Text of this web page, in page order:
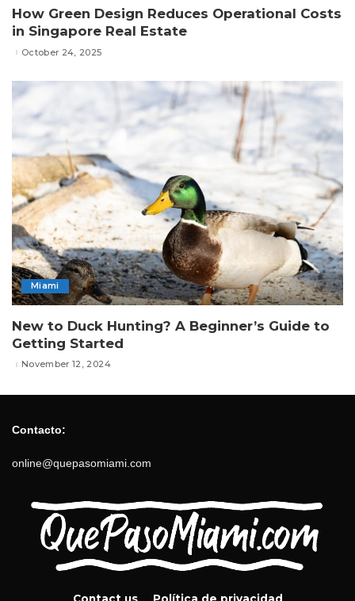
How Green Design Reduces Operational Costs
in Singapore Real Estate
October 24, 2025
Miami
New to Duck Hunting? A Beginner’s Guide to
Getting Started
November 12, 2024
Contacto:
online@quepasomiami.com
Contact us Política de privacidad